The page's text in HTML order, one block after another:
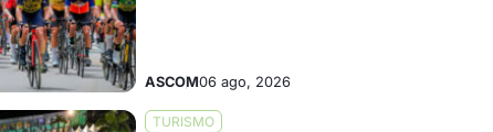
ASCOM06 ago, 2026
TURISMO